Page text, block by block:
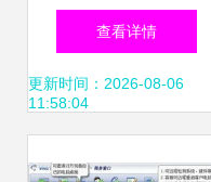
科技，赋能行业未
来
查看详情
更新时间：2026-08-06
11:58:04